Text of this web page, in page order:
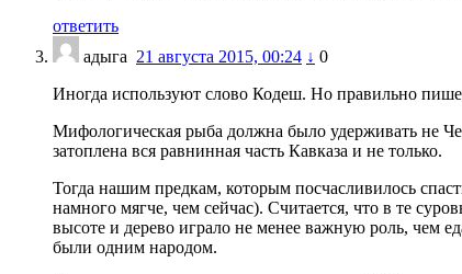
ответить
адыга 21 августа 2015, 00:24 ↓ 0
Иногда используют слово Кодеш. Но правильно
Мифологическая рыба должна было удерживать не
затоплена вся равнинная часть Кавказа и не только.
Тогда нашим предкам, которым посчасливилось
намного мягче, чем сейчас). Считается, что в те
высоте и дерево играло не менее важную роль, чем
были одним народом.